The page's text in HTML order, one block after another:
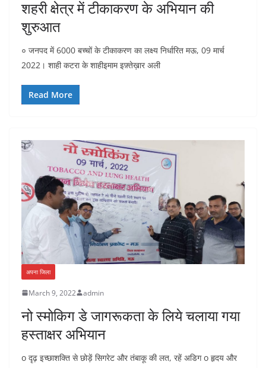
शहरी क्षेत्र में टीकाकरण के अभियान की
शुरुआत
० जनपद में 6000 बच्चों के टीकाकरण का लक्ष्य निर्धारित मऊ, 09 मार्च
2022। शाही कटरा के शाहीइमाम इफ़्तेख़ार अली
Read More
अपना जिला
March 9, 2022 admin
नो स्मोकिग डे जागरूकता के लिये चलाया गया
हस्ताक्षर अभियान
o दृढ़ इच्छाशक्ति से छोड़ें सिगरेट और तंबाकू की लत, रहें अडिग o हृदय और